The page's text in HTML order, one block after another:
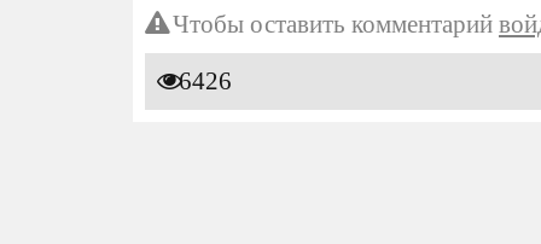
Чтобы оставить комментарий
6426